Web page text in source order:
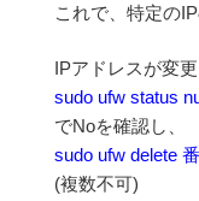
これで、特定の
IPアドレスが変更
sudo ufw status
でNoを確認し、
sudo ufw delete
(複数不可)